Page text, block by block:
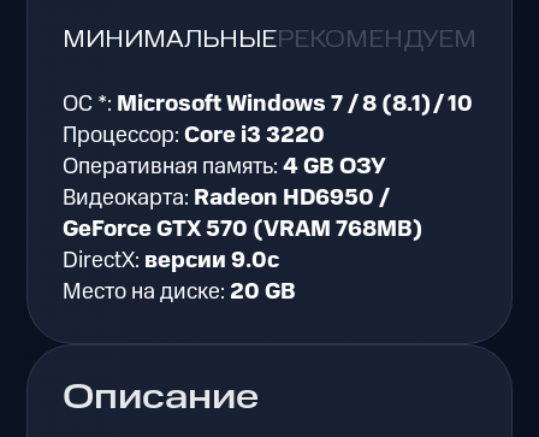
Описание
МИНИМАЛЬНЫЕРЕКОМЕНДУЕМЫЕ
ОС *: Microsoft Windows 7 / 8 (8.1)/ 10
Процессор:Core i3 3220
Оперативная память:4 GB ОЗУ
Видеокарта: Radeon HD6950 /
GeForce GTX 570 (VRAM 768MB)
DirectX: версии 9.0c
Место на диске: 20 GB